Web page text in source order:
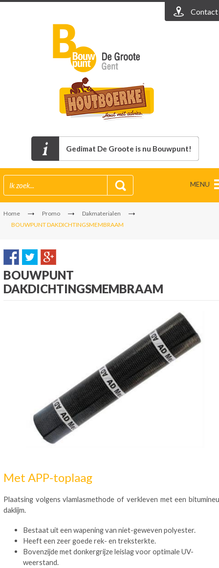
Contact
Gedimat De Groote is nu Bouwpunt!
MENU
Home Promo
Dakmaterialen
BOUWPUNT DAKDICHTINGSMEMBRAAM
BOUWPUNT
DAKDICHTINGSMEMBRAAM
Met APP-toplaag
Plaatsing volgens vlamlasmethode of verkleven met een
daklijm.
Bestaat uit een wapening van niet-geweven polyester.
Heeft een zeer goede rek- en treksterkte.
Bovenzijde met donkergrijze leislag voor optimale UV-
weerstand.